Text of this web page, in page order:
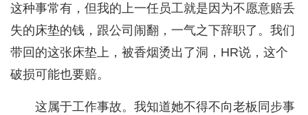
这种事常有，但我的上一任员工就是因为不愿意赔丢
失的床垫的钱，跟公司闹翻，一气之下辞职了。我们
带回的这张床垫上，被香烟烫出了洞，HR说，这个
破损可能也要赔。
这属于工作事故。我知道她不得不向老板同步事